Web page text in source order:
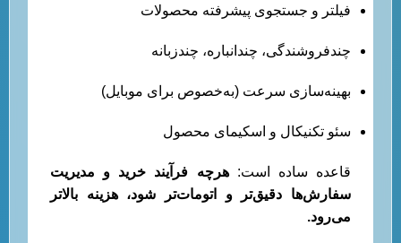
فیلتر و جستجوی پیشرفته محصولات
چندفروشندگی، چندانباره، چندزبانه
بهینه‌سازی سرعت (به‌خصوص برای موبایل)
سئو تکنیکال و اسکیمای محصول
قاعده ساده است:هرچه فرآیند خرید و مدیریت
سفارش‌ها دقیق‌تر و اتومات‌تر شود، هزینه بالاتر
می‌رود.